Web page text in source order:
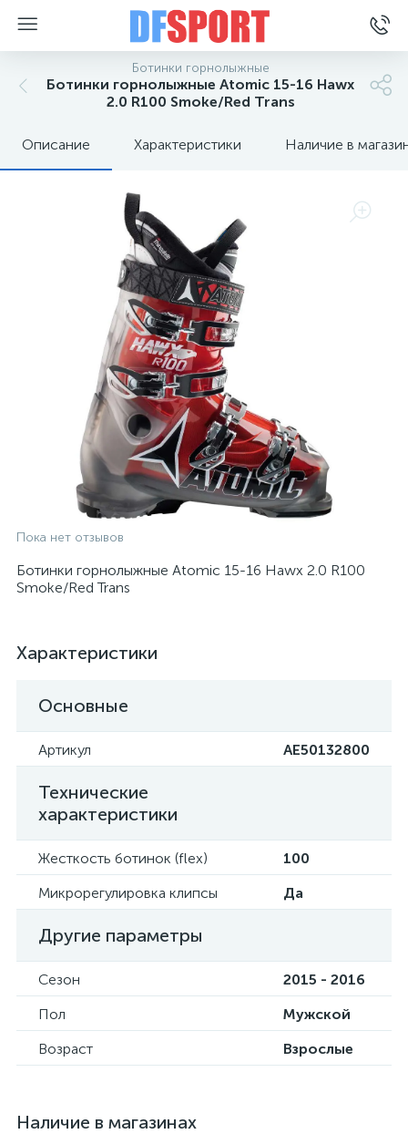
Ботинки горнолыжные
Ботинки горнолыжные Atomic 15-16 Hawx
2.0 R100 Smoke/Red Trans
Описание Характеристики Наличие в
Пока нет отзывов
Ботинки горнолыжные Atomic 15-16 Hawx 2.0 R100
Smoke/Red Trans
Характеристики
Основные
Артикул AE50132800
Технические
характеристики
Жесткость ботинок (flex)
100
Микрорегулировка клипсы
Да
Другие параметры
Сезон
2015 - 2016
Пол
Мужской
Возраст
Взрослые
Наличие в магазинах